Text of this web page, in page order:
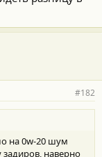
#182
на 0w-20 шум
наверно